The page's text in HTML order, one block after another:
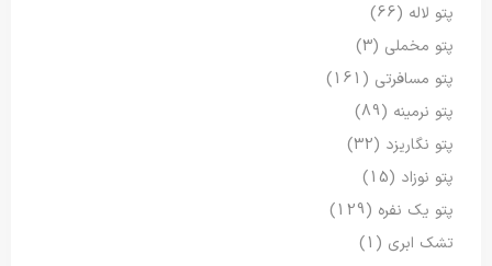
پتو لاله (66)
پتو مخملی (3)
پتو مسافرتی (161)
پتو نرمینه (89)
پتو نگاریزد (32)
پتو نوزاد (15)
پتو یک نفره (129)
تشک ابری (1)